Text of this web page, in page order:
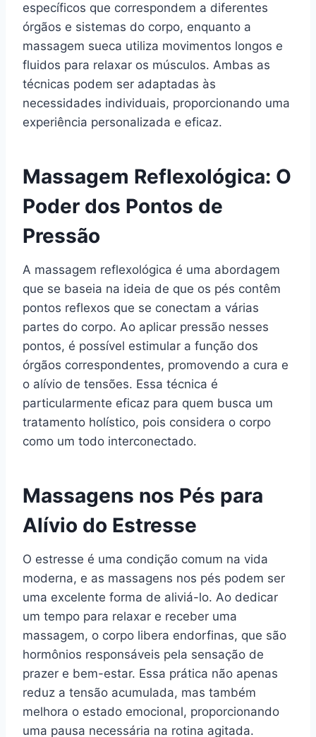
específicos que correspondem a diferentes
órgãos e sistemas do corpo, enquanto a
massagem sueca utiliza movimentos longos e
fluidos para relaxar os músculos. Ambas as
técnicas podem ser adaptadas às
necessidades individuais, proporcionando uma
experiência personalizada e eficaz.
Massagem Reflexológica: O
Poder dos Pontos de
Pressão
A massagem reflexológica é uma abordagem
que se baseia na ideia de que os pés contêm
pontos reflexos que se conectam a várias
partes do corpo. Ao aplicar pressão nesses
pontos, é possível estimular a função dos
órgãos correspondentes, promovendo a cura e
o alívio de tensões. Essa técnica é
particularmente eficaz para quem busca um
tratamento holístico, pois considera o corpo
como um todo interconectado.
Massagens nos Pés para
Alívio do Estresse
O estresse é uma condição comum na vida
moderna, e as massagens nos pés podem ser
uma excelente forma de aliviá-lo. Ao dedicar
um tempo para relaxar e receber uma
massagem, o corpo libera endorfinas, que são
hormônios responsáveis pela sensação de
prazer e bem-estar. Essa prática não apenas
reduz a tensão acumulada, mas também
melhora o estado emocional, proporcionando
uma pausa necessária na rotina agitada.